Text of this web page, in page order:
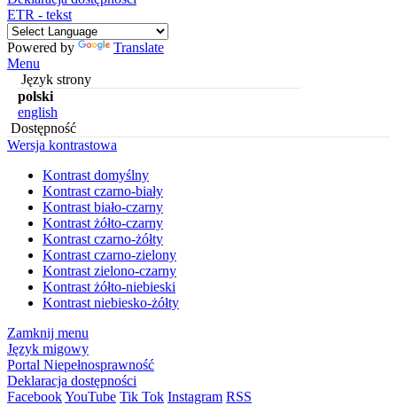
ETR - tekst
Powered by
Translate
Menu
Język strony
polski
english
Dostępność
Wersja kontrastowa
Kontrast domyślny
Kontrast czarno-biały
Kontrast biało-czarny
Kontrast żółto-czarny
Kontrast czarno-żółty
Kontrast czarno-zielony
Kontrast zielono-czarny
Kontrast żółto-niebieski
Kontrast niebiesko-żółty
Zamknij menu
Język migowy
Portal Niepełnosprawność
Deklaracja dostępności
FacebookYouTube Tik Tok Instagram RSS